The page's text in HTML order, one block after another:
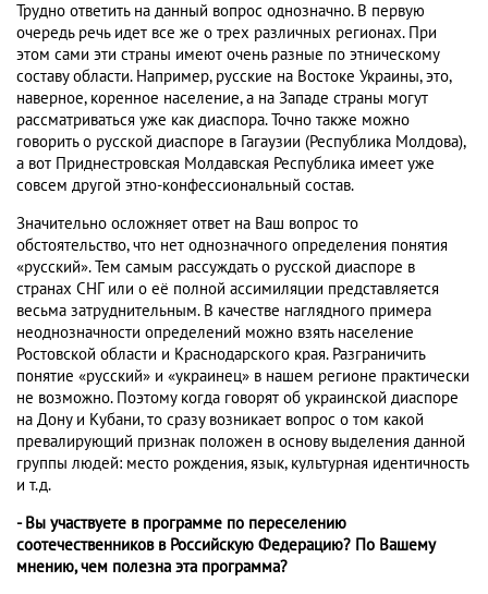
Трудно ответить на данный вопрос однозначно. В первую
очередь речь идет все же о трех различных регионах. При
этом сами эти страны имеют очень разные по этническому
составу области. Например, русские на Востоке Украины, это,
наверное, коренное население, а на Западе страны могут
рассматриваться уже как диаспора. Точно также можно
говорить о русской диаспоре в Гагаузии (Республика Молдова),
а вот Приднестровская Молдавская Республика имеет уже
совсем другой этно-конфессиональный состав.
Значительно осложняет ответ на Ваш вопрос то
обстоятельство, что нет однозначного определения понятия
«русский». Тем самым рассуждать о русской диаспоре в
странах СНГ или о её полной ассимиляции представляется
весьма затруднительным. В качестве наглядного примера
неоднозначности определений можно взять население
Ростовской области и Краснодарского края. Разграничить
понятие «русский» и «украинец» в нашем регионе практически
не возможно. Поэтому когда говорят об украинской диаспоре
на Дону и Кубани, то сразу возникает вопрос о том какой
превалирующий признак положен в основу выделения данной
группы людей: место рождения, язык, культурная идентичность
и т.д.
- Вы участвуете в программе по переселению
соотечественников в Российскую Федерацию? По Вашему
мнению, чем полезна эта программа?